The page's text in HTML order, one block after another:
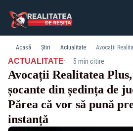
Acasă Știri Actualitate
ACTUALITATE· 5 min citire
Avocații Realitatea
șocante din ședința de
Părea că vor să pună
instanță